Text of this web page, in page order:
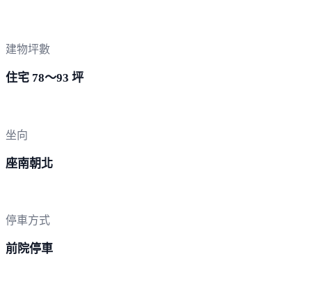
建物坪數
住宅 78～93 坪
坐向
座南朝北
停車方式
前院停車